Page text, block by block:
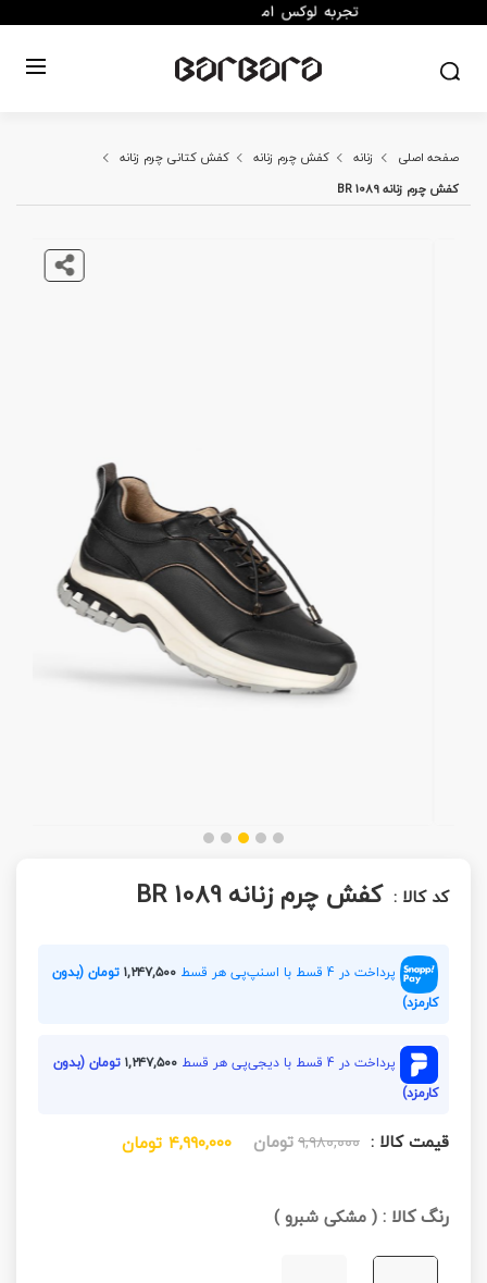
صفحه اصلی زنانه کفش چرم زنانه
کفش کتانی چرم زنانه
کفش چرم زنانه BR 1089
کد کالا : کفش چرم زنانه BR 1089
پرداخت در 4 قسط با اسنپ‌پی هر قسط ۱,۲۴۷,۵۰۰تومان (بدون
کارمزد)
پرداخت در 4 قسط با دیجی‌پی هر قسط ۱,۲۴۷,۵۰۰تومان (بدون
کارمزد)
قیمت کالا : ۹,۹۸۰,۰۰۰تومان ۴,۹۹۰,۰۰۰ تومان
رنگ کالا :(مشکی شبرو)